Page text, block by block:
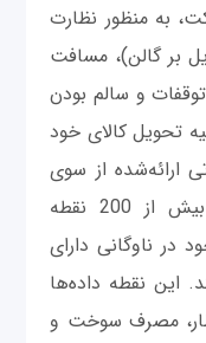
به منظور نظارت
بر گالن)، مسافت
و سالم بودن
تحویل کالای خود
ارائه‌شده از سوی
این شرکت، این حسگرها روزانه بیش از 200 نقطه
در ناوگانی دارای
این نقطه داده‌ها
مصرف سوخت و